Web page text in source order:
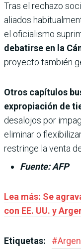
Tras el rechazo
aliados
el oficialismo
debatirse en la
proyecto también
Otros capítulos
expropiación de
desalojos por
eliminar o
restringe la venta
Fuente: AFP
Lea más: Se
con EE. UU. y
Etiquetas: #